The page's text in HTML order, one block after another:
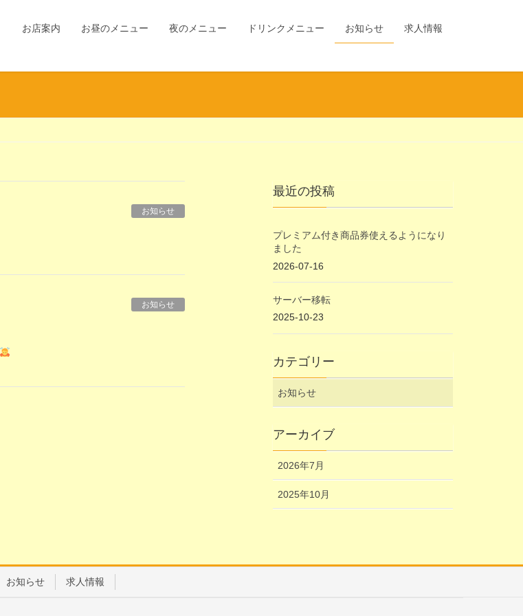
お店案内 お昼のメニュー 夜のメニュー ドリンクメニュー お知らせ 求人情報
お知らせ
お知らせ
最近の投稿
プレミアム付き商品券使えるようになり
ました
2026-07-16
サーバー移転
2025-10-23
カテゴリー
お知らせ
アーカイブ
2026年7月
2025年10月
お知らせ 求人情報